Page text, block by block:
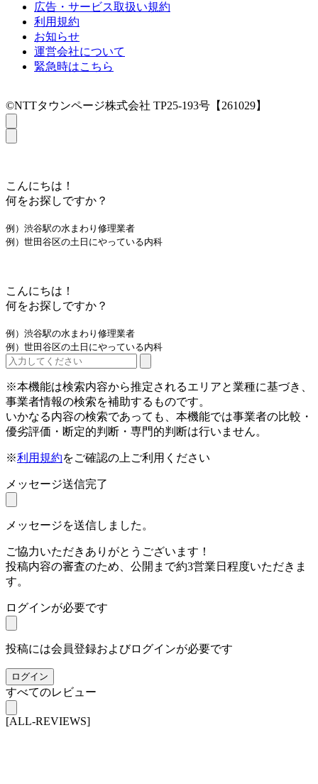
広告・サービス取扱い規約
利用規約
お知らせ
運営会社について
緊急時はこちら
©NTTタウンページ株式会社 TP25-193号【261029】
こんにちは！
何をお探しですか？
例）渋谷駅の水まわり修理業者
例）世田谷区の土日にやっている内科
こんにちは！
何をお探しですか？
例）渋谷駅の水まわり修理業者
例）世田谷区の土日にやっている内科
※本機能は検索内容から推定されるエリアと業種に基づき、
事業者情報の検索を補助するものです。
いかなる内容の検索であっても、本機能では事業者の比較・
優劣評価・断定的判断・専門的判断は行いません。
※利用規約をご確認の上ご利用ください
メッセージ送信完了
メッセージを送信しました。
ご協力いただきありがとうございます！
投稿内容の審査のため、公開まで約3営業日程度いただきま
す。
ログインが必要です
投稿には会員登録およびログインが必要です
ログイン
すべてのレビュー
[ALL-REVIEWS]